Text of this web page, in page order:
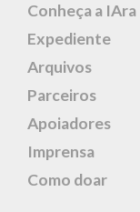
Conheça a IAra
Expediente
Arquivos
Parceiros
Apoiadores
Imprensa
Como doar